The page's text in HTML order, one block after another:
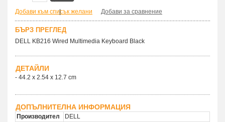
Добави към списък желани
| Добави за сравнение
БЪРЗ ПРЕГЛЕД
DELL KB216 Wired Multimedia Keyboard Black
ДЕТАЙЛИ
- 44.2 x 2.54 x 12.7 cm
ДОПЪЛНИТЕЛНА ИНФОРМАЦИЯ
Производител
DELL